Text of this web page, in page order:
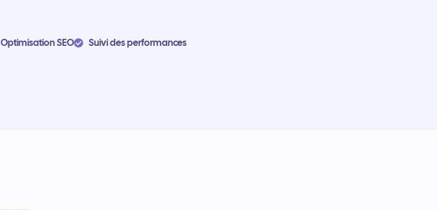
Optimisation SEO Suivi des performances